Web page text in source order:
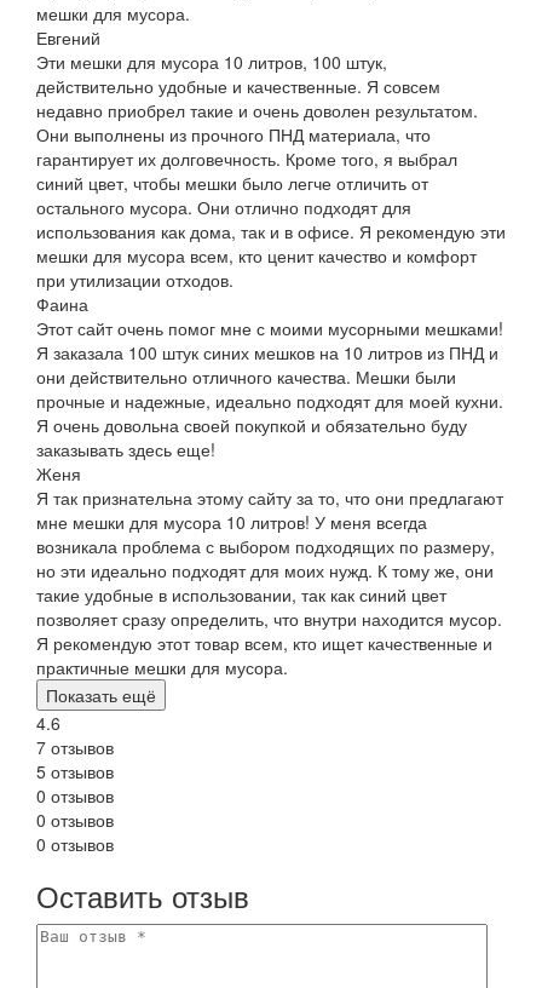
мешки для мусора.
Евгений
Эти мешки для мусора 10 литров, 100 штук,
действительно удобные и качественные. Я совсем
недавно приобрел такие и очень доволен результатом.
Они выполнены из прочного ПНД материала, что
гарантирует их долговечность. Кроме того, я выбрал
синий цвет, чтобы мешки было легче отличить от
остального мусора. Они отлично подходят для
использования как дома, так и в офисе. Я рекомендую эти
мешки для мусора всем, кто ценит качество и комфорт
при утилизации отходов.
Фаина
Этот сайт очень помог мне с моими мусорными мешками!
Я заказала 100 штук синих мешков на 10 литров из ПНД и
они действительно отличного качества. Мешки были
прочные и надежные, идеально подходят для моей кухни.
Я очень довольна своей покупкой и обязательно буду
заказывать здесь еще!
Женя
Я так признательна этому сайту за то, что они предлагают
мне мешки для мусора 10 литров! У меня всегда
возникала проблема с выбором подходящих по размеру,
но эти идеально подходят для моих нужд. К тому же, они
такие удобные в использовании, так как синий цвет
позволяет сразу определить, что внутри находится мусор.
Я рекомендую этот товар всем, кто ищет качественные и
практичные мешки для мусора.
Показать ещё
4.6
7 отзывов
5 отзывов
0 отзывов
0 отзывов
0 отзывов
Оставить отзыв